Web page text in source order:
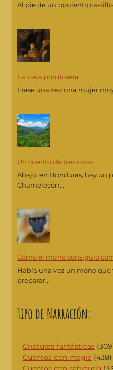
Al pie de un opulento
La vieja pordiosera
Erase una vez una mujer
Un cuento de tres colas
Abajo, en Honduras, hay un
Chamelecón...
Cómo el mono consiguió
Había una vez un mono
preparar...
Tipo de Narración:
Criaturas fantásticas
Cuentos con magia (438)